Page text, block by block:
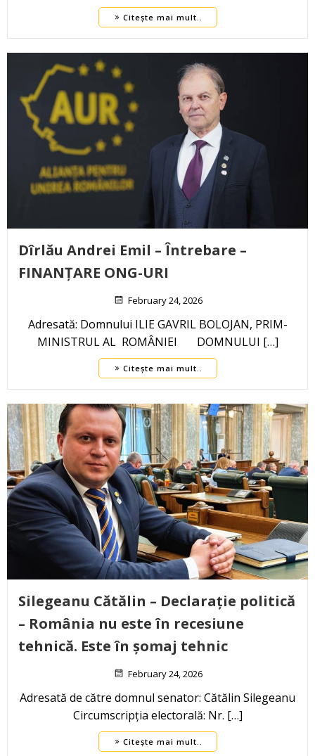
Citește mai mult..
Dîrlău Andrei Emil – Întrebare –
FINANȚARE ONG-URI
February 24, 2026
Adresată: Domnului ILIE GAVRIL BOLOJAN, PRIM-
MINISTRUL AL ROMÂNIEI DOMNULUI […]
Citește mai mult..
Silegeanu Cătălin – Declarație politică
– România nu este în recesiune
tehnică. Este în șomaj tehnic
February 24, 2026
Adresată de către domnul senator: Cătălin Silegeanu
Circumscripția electorală: Nr. […]
Citește mai mult..